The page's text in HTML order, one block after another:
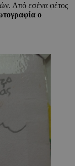
Από εσένα φέτος
ο